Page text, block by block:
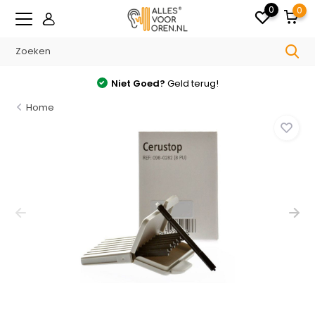
0 0
Niet Goed? Geld terug!
Home